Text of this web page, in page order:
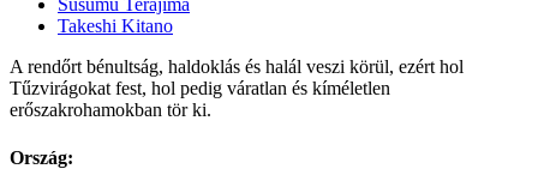
Susumu Terajima
Takeshi Kitano
A rendőrt bénultság, haldoklás és halál veszi körül, ezért hol
Tűzvirágokat fest, hol pedig váratlan és kíméletlen
erőszakrohamokban tör ki.
Ország: